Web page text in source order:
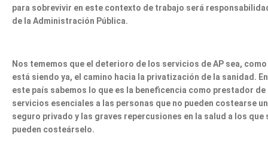
para sobrevivir en este contexto de trabajo será
de la Administración Pública.
Nos tememos que el deterioro de los servicios de AP sea,
está siendo ya, el camino hacia la privatización de la sanidad. En
este país sabemos lo que es la beneficencia como prestador de
servicios esenciales a las personas que no pueden costearse un
seguro privado y las graves repercusiones en la salud a los que
pueden costeárselo.